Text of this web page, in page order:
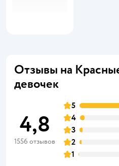
Отзывы на
девочек
4,8
1556 отзывов
5
4
3
2
1